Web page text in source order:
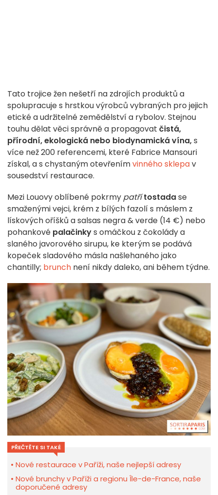
Tato trojice žen nešetří na zdrojích produktů a
spolupracuje s hrstkou výrobců vybraných pro jejich
etické a udržitelné zemědělství a rybolov. Stejnou
touhu dělat věci správně a propagovat čistá,
přírodní, ekologická nebo biodynamická vína,s
více než 200 referencemi, které Fabrice Mansouri
získal, a s chystaným otevřenímvinného sklepav
sousedství restaurace.
Mezi Louovy oblíbené pokrmy patří tostadase
smaženými vejci, krém z bílých fazolí s máslem z
lískových oříšků a salsas negra & verde (14 €) nebo
pohankové palačinkys omáčkou z čokolády a
slaného javorového sirupu, ke kterým se podává
kopeček sladového másla našlehaného jako
chantilly; brunch není nikdy daleko, ani během týdne.
PŘEČTĚTE SI TAKÉ
Nové restaurace v Paříži, naše nejlepší adresy
Nové brunchy v Paříži a regionu Île-de-France, naše
doporučené adresy